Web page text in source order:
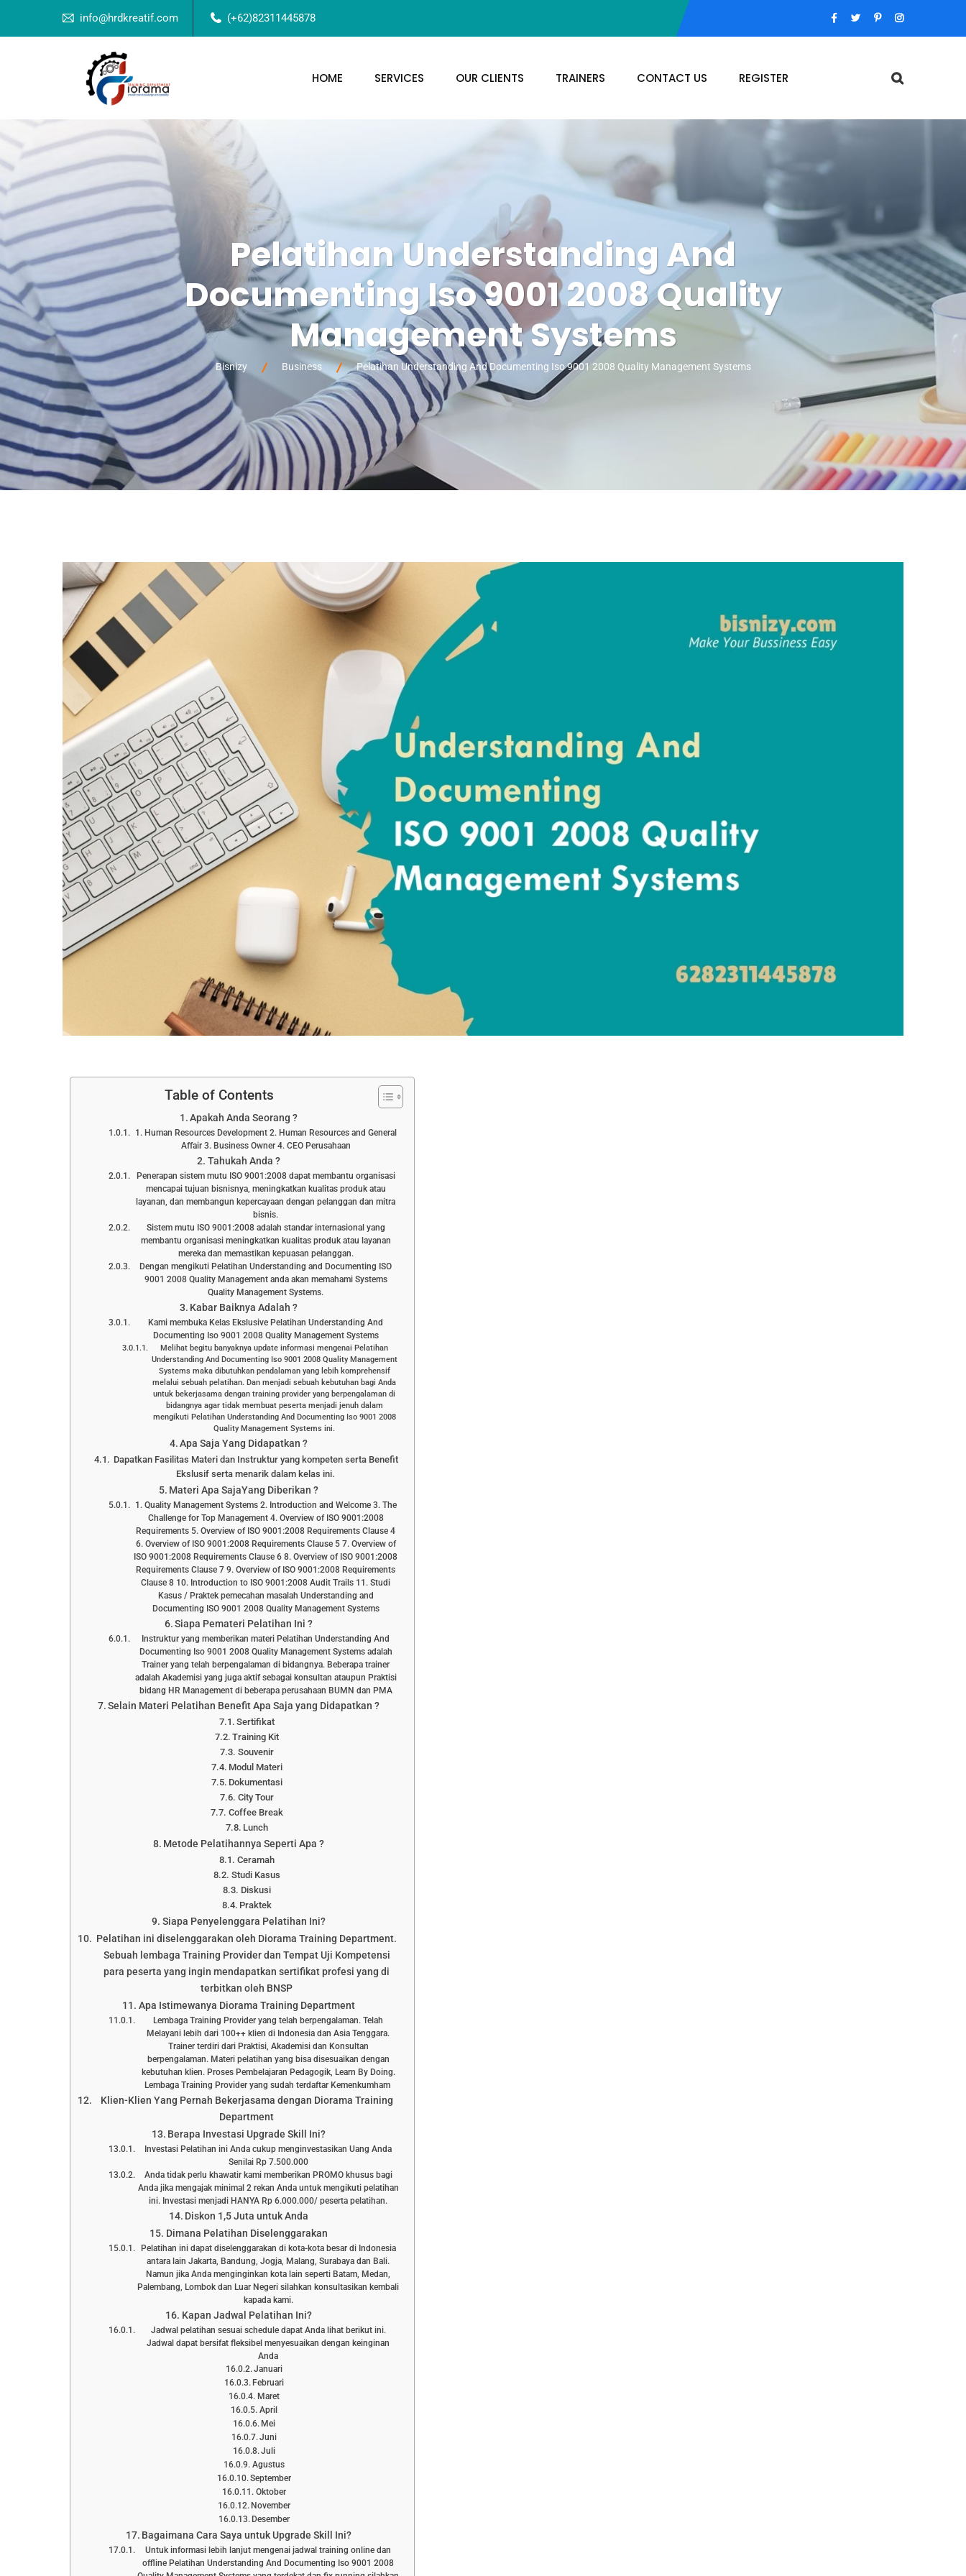
info@hrdkreatif.com (+62)82311445878
HOME SERVICES OUR CLIENTS TRAINERS CONTACT US REGISTER
Pelatihan Understanding And
Documenting Iso 9001 2008 Quality
Management Systems
Bisnizy Business Pelatihan Understanding And Documenting Iso 9001 2008 Quality Management Systems
Table of Contents
Apakah Anda Seorang ?
1. Human Resources Development 2. Human Resources and General
Affair 3. Business Owner 4. CEO Perusahaan
Tahukah Anda ?
Penerapan sistem mutu ISO 9001:2008 dapat membantu organisasi
mencapai tujuan bisnisnya, meningkatkan kualitas produk atau
layanan, dan membangun kepercayaan dengan pelanggan dan mitra
bisnis.
Sistem mutu ISO 9001:2008 adalah standar internasional yang
membantu organisasi meningkatkan kualitas produk atau layanan
mereka dan memastikan kepuasan pelanggan.
Dengan mengikuti Pelatihan Understanding and Documenting ISO
9001 2008 Quality Management anda akan memahami Systems
Quality Management Systems.
Kabar Baiknya Adalah ?
Kami membuka Kelas Ekslusive Pelatihan Understanding And
Documenting Iso 9001 2008 Quality Management Systems
Melihat begitu banyaknya update informasi mengenai Pelatihan
Understanding And Documenting Iso 9001 2008 Quality Management
Systems maka dibutuhkan pendalaman yang lebih komprehensif
melalui sebuah pelatihan. Dan menjadi sebuah kebutuhan bagi Anda
untuk bekerjasama dengan training provider yang berpengalaman di
bidangnya agar tidak membuat peserta menjadi jenuh dalam
mengikuti Pelatihan Understanding And Documenting Iso 9001 2008
Quality Management Systems ini.
Apa Saja Yang Didapatkan ?
Dapatkan Fasilitas Materi dan Instruktur yang kompeten serta Benefit
Ekslusif serta menarik dalam kelas ini.
Materi Apa SajaYang Diberikan ?
1. Quality Management Systems 2. Introduction and Welcome 3. The
Challenge for Top Management 4. Overview of ISO 9001:2008
Requirements 5. Overview of ISO 9001:2008 Requirements Clause 4
6. Overview of ISO 9001:2008 Requirements Clause 5 7. Overview of
ISO 9001:2008 Requirements Clause 6 8. Overview of ISO 9001:2008
Requirements Clause 7 9. Overview of ISO 9001:2008 Requirements
Clause 8 10. Introduction to ISO 9001:2008 Audit Trails 11. Studi
Kasus / Praktek pemecahan masalah Understanding and
Documenting ISO 9001 2008 Quality Management Systems
Siapa Pemateri Pelatihan Ini ?
Instruktur yang memberikan materi Pelatihan Understanding And
Documenting Iso 9001 2008 Quality Management Systems adalah
Trainer yang telah berpengalaman di bidangnya. Beberapa trainer
adalah Akademisi yang juga aktif sebagai konsultan ataupun Praktisi
bidang HR Management di beberapa perusahaan BUMN dan PMA
Selain Materi Pelatihan Benefit Apa Saja yang Didapatkan ?
Sertifikat
Training Kit
Souvenir
Modul Materi
Dokumentasi
City Tour
Coffee Break
Lunch
Metode Pelatihannya Seperti Apa ?
Ceramah
Studi Kasus
Diskusi
Praktek
Siapa Penyelenggara Pelatihan Ini?
Pelatihan ini diselenggarakan oleh Diorama Training Department.
Sebuah lembaga Training Provider dan Tempat Uji Kompetensi
para peserta yang ingin mendapatkan sertifikat profesi yang di
terbitkan oleh BNSP
Apa Istimewanya Diorama Training Department
Lembaga Training Provider yang telah berpengalaman. Telah
Melayani lebih dari 100++ klien di Indonesia dan Asia Tenggara.
Trainer terdiri dari Praktisi, Akademisi dan Konsultan
berpengalaman. Materi pelatihan yang bisa disesuaikan dengan
kebutuhan klien. Proses Pembelajaran Pedagogik, Learn By Doing.
Lembaga Training Provider yang sudah terdaftar Kemenkumham
Klien-Klien Yang Pernah Bekerjasama dengan Diorama Training
Department
Berapa Investasi Upgrade Skill Ini?
Investasi Pelatihan ini Anda cukup menginvestasikan Uang Anda
Senilai Rp 7.500.000
Anda tidak perlu khawatir kami memberikan PROMO khusus bagi
Anda jika mengajak minimal 2 rekan Anda untuk mengikuti pelatihan
ini. Investasi menjadi HANYA Rp 6.000.000/ peserta pelatihan.
Diskon 1,5 Juta untuk Anda
Dimana Pelatihan Diselenggarakan
Pelatihan ini dapat diselenggarakan di kota-kota besar di Indonesia
antara lain Jakarta, Bandung, Jogja, Malang, Surabaya dan Bali.
Namun jika Anda menginginkan kota lain seperti Batam, Medan,
Palembang, Lombok dan Luar Negeri silahkan konsultasikan kembali
kapada kami.
Kapan Jadwal Pelatihan Ini?
Jadwal pelatihan sesuai schedule dapat Anda lihat berikut ini.
Jadwal dapat bersifat fleksibel menyesuaikan dengan keinginan
Anda
Januari
Februari
Maret
April
Mei
Juni
Juli
Agustus
September
Oktober
November
Desember
Bagaimana Cara Saya untuk Upgrade Skill Ini?
Untuk informasi lebih lanjut mengenai jadwal training online dan
offline Pelatihan Understanding And Documenting Iso 9001 2008